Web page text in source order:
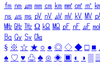
㎙ ㎚ ㎛ ㎜ ㎝ ㎞ ㎟ ㎠ ㎡
㎱ ㎲ ㎳ ㎴ ㎵ ㎶ ㎷ ㎸ ㎹
㎒ ㎓ ㎔ Ω ㏀ ㏁ ㎊ ㎋ ㎌ ㏖
㏃ ㏉ ㏜ ㏆
§ ※ ☆ ★ ○ ● ◎ ◇ ◆ □ ■
♠ ♡ ♥ ♧ ♣ ⊙ ◈ ▣ ◐ ◑ ▒